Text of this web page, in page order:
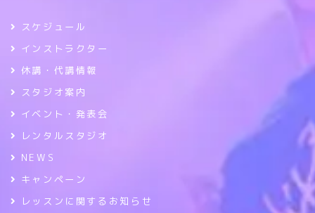
スケジュール
インストラクター
休講・代講情報
スタジオ案内
イベント・発表会
レンタルスタジオ
NEWS
キャンペーン
レッスンに関するお知らせ